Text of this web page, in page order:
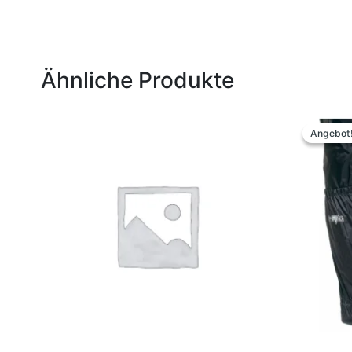
Ähnliche Produkte
Angebot!
Angebot!
Preis
war: